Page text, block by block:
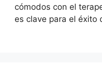
cómodos con el
es clave para el éxito